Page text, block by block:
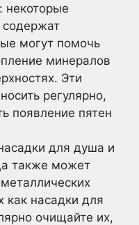
некоторые
содержат
могут помочь
минералов
Эти
регулярно,
появление пятен
для душа и
также может
как насадки для
очищайте их,